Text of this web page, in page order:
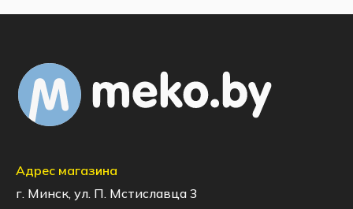
Адрес магазина
г. Минск, ул. П. Мстиславца 3